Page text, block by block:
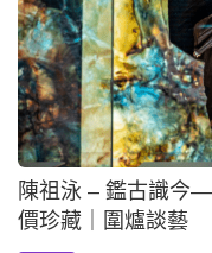
陳祖泳 – 鑑古識今
價珍藏｜圍爐談藝